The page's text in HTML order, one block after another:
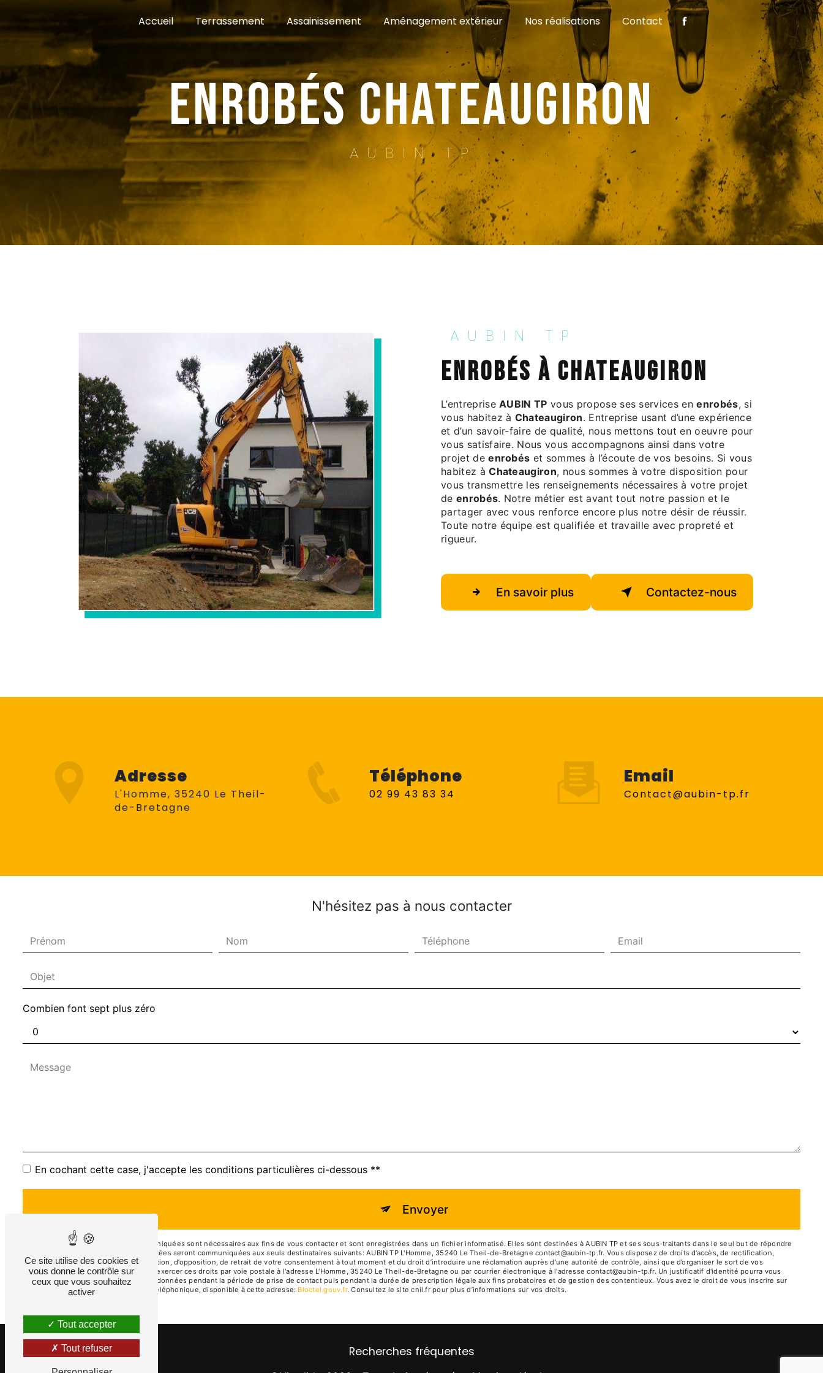
Accueil Terrassement Assainissement Aménagement extérieur Nos réalisations Contact
enrobés Chateaugiron
AUBIN TP
AUBIN TP
enrobés à Chateaugiron
L’entrepriseAUBIN TP vous propose ses services enenrobés, si
vous habitez à Chateaugiron. Entreprise usant d’une expérience
et d’un savoir-faire de qualité, nous mettons tout en oeuvre pour
vous satisfaire. Nous vous accompagnons ainsi dans votre
projet deenrobés et sommes à l’écoute de vos besoins. Si vous
habitez àChateaugiron, nous sommes à votre disposition pour
vous transmettre les renseignements nécessaires à votre projet
de enrobés. Notre métier est avant tout notre passion et le
partager avec vous renforce encore plus notre désir de réussir.
Toute notre équipe est qualifiée et travaille avec propreté et
rigueur.
En savoir plus Contactez-nous
Adresse
L'Homme, 35240 Le Theil-
de-Bretagne
Téléphone
02 99 43 83 34
Email
contact@aubin-tp.fr
N'hésitez pas à nous contacter
Combien font sept plus zéro
En cochant cette case, j'accepte les conditions particulières ci-dessous **
Envoyer
** Les données personnelles communiquées sont nécessaires aux fins de vous contacter et sont enregistrées dans un fichier informatisé. Elles sont destinées à AUBIN TP et ses sous-traitants dans le seul but de répondre
à votre message. Les données collectées seront communiquées aux seuls destinataires suivants: AUBIN TP L'Homme, 35240 Le Theil-de-Bretagne contact@aubin-tp.fr. Vous disposez de droits d’accès, de rectification,
d’effacement, de portabilité, de limitation, d’opposition, de retrait de votre consentement à tout moment et du droit d’introduire une réclamation auprès d’une autorité de contrôle, ainsi que d’organiser le sort de vos
données post-mortem. Vous pouvez exercer ces droits par voie postale à l'adresse L'Homme, 35240 Le Theil-de-Bretagne ou par courrier électronique à l'adresse contact@aubin-tp.fr. Un justificatif d'identité pourra vous
être demandé. Nous conservons vos données pendant la période de prise de contact puis pendant la durée de prescription légale aux fins probatoires et de gestion des contentieux. Vous avez le droit de vous inscrire sur
la liste d'opposition au démarchage téléphonique, disponible à cette adresse:
Bloctel.gouv.fr. Consultez le site cnil.fr pour plus d’informations sur vos droits.
Recherches fréquentes
Ce site utilise des cookies et
vous donne le contrôle sur
ceux que vous souhaitez
activer
Tout accepter
Tout refuser